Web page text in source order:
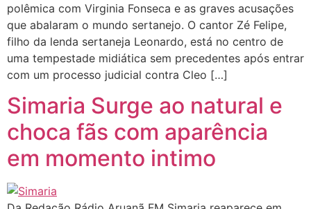
polêmica com Virginia Fonseca e as graves acusações
que abalaram o mundo sertanejo. O cantor Zé Felipe,
filho da lenda sertaneja Leonardo, está no centro de
uma tempestade midiática sem precedentes após entrar
com um processo judicial contra Cleo […]
Simaria Surge ao natural e
choca fãs com aparência
em momento intimo